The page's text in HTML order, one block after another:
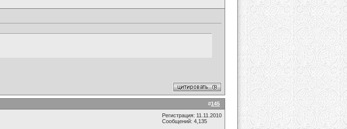
#145
Регистрация: 11.11.2010
Сообщений: 4,135